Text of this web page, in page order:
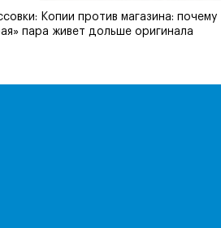
Копии против магазина: почему
пара живет дольше оригинала